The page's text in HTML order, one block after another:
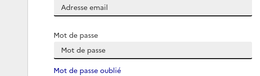
Mot de passe
Mot de passe oublié